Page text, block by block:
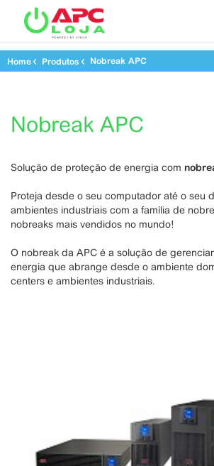
Home Produtos Nobreak APC
Nobreak APC
Solução de proteção de energia com
Proteja desde o seu computador até o seu
ambientes industriais com a família de
nobreaks mais vendidos no mundo!
O nobreak da APC é a solução de
energia que abrange desde o ambiente
centers e ambientes industriais.